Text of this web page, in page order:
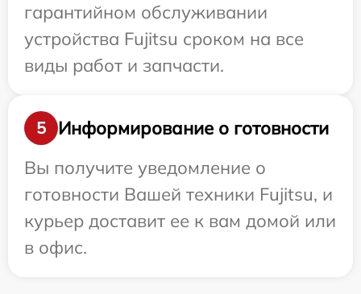
гарантийном обслуживании
устройства Fujitsu сроком на все
виды работ и запчасти.
5
Информирование о готовности
Вы получите уведомление о
готовности Вашей техники Fujitsu, и
курьер доставит ее к вам домой или
в офис.